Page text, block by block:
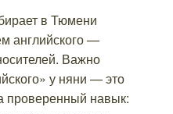
в Тюмени
английского —
Важно
у няни — это
проверенный навык: